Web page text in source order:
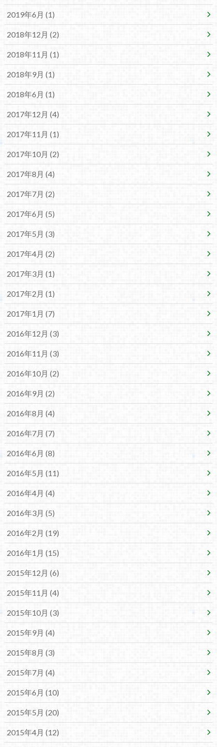
2019年6月 (1)
2018年12月 (2)
2018年11月 (1)
2018年9月 (1)
2018年6月 (1)
2017年12月 (4)
2017年11月 (1)
2017年10月 (2)
2017年8月 (4)
2017年7月 (2)
2017年6月 (5)
2017年5月 (3)
2017年4月 (2)
2017年3月 (1)
2017年2月 (1)
2017年1月 (7)
2016年12月 (3)
2016年11月 (3)
2016年10月 (2)
2016年9月 (2)
2016年8月 (4)
2016年7月 (7)
2016年6月 (8)
2016年5月 (11)
2016年4月 (4)
2016年3月 (5)
2016年2月 (19)
2016年1月 (15)
2015年12月 (6)
2015年11月 (4)
2015年10月 (3)
2015年9月 (4)
2015年8月 (3)
2015年7月 (4)
2015年6月 (10)
2015年5月 (20)
2015年4月 (12)